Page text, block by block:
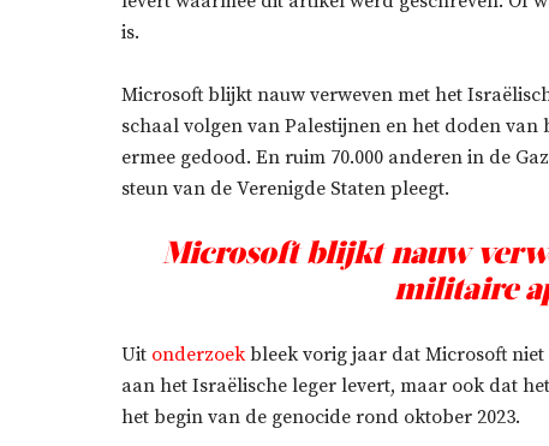
is.
Microsoft blijkt nauw verweven met het
schaal volgen van Palestijnen en het doden
ermee gedood. En ruim 70.000 anderen in de
steun van de Verenigde Staten pleegt.
Microsoft blijkt nauw
militaire
Uit onderzoekbleek vorig jaar dat Microsoft
aan het Israëlische leger levert, maar ook dat
het begin van de genocide rond oktober 2023.